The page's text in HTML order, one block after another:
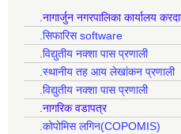
.नागार्जुन नगरपालिका कार्यालय
.सिफारिस software
.विद्युतीय नक्शा पास प्रणाली
.स्थानीय तह आय लेखांकन प्रणाली
.विद्युतीय नक्शा पास प्रणाली
.नागरिक वडापत्र
.कोपोमिस लगिन(COPOMIS)